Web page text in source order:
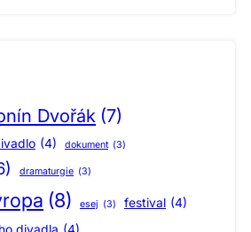
Dvořák (7)
(4) dokument (3)
dramaturgie (3)
(8) esej (3) festival (4)